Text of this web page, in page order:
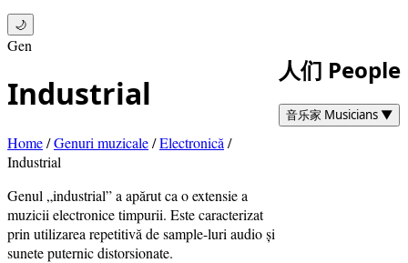
🌙
Gen
Industrial
Home/Genuri muzicale/Electronică /
Industrial
Genul „industrial” a apărut ca o extensie a
muzicii electronice timpurii. Este caracterizat
prin utilizarea repetitivă de sample-luri audio și
sunete puternic distorsionate.
人们 People
音乐家 Musicians▼